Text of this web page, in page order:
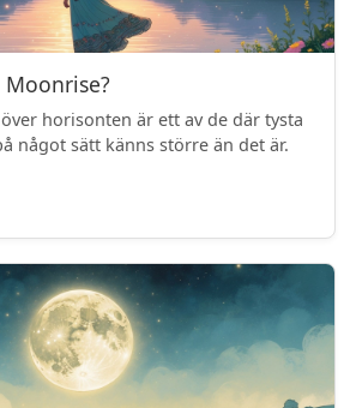
horisonten är ett av de där tysta
något sätt känns större än det är.